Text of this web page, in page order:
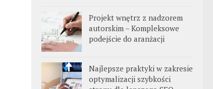
Projekt wnętrz z nadzorem
autorskim – Kompleksowe
podejście do aranżacji
Najlepsze praktyki w zakresie
optymalizacji szybkości